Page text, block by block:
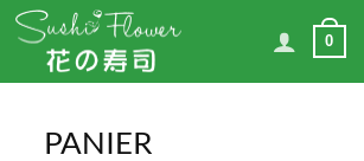
0
PANIER